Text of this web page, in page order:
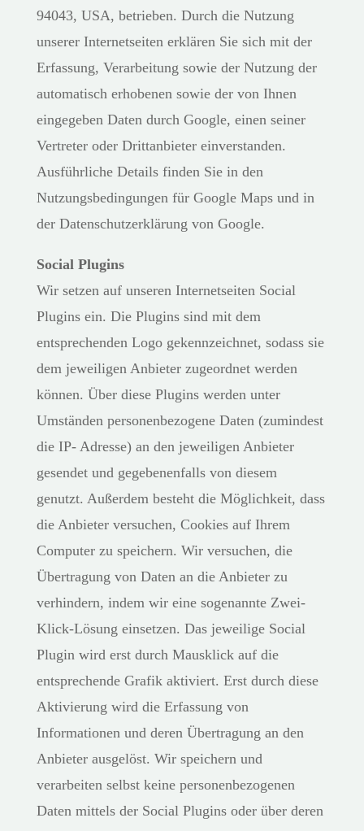
94043, USA, betrieben. Durch die Nutzung
unserer Internetseiten erklären Sie sich mit der
Erfassung, Verarbeitung sowie der Nutzung der
automatisch erhobenen sowie der von Ihnen
eingegeben Daten durch Google, einen seiner
Vertreter oder Drittanbieter einverstanden.
Ausführliche Details finden Sie in den
Nutzungsbedingungen für Google Maps und in
der Datenschutzerklärung von Google.
Social Plugins
Wir setzen auf unseren Internetseiten Social
Plugins ein. Die Plugins sind mit dem
entsprechenden Logo gekennzeichnet, sodass sie
dem jeweiligen Anbieter zugeordnet werden
können. Über diese Plugins werden unter
Umständen personenbezogene Daten (zumindest
die IP- Adresse) an den jeweiligen Anbieter
gesendet und gegebenenfalls von diesem
genutzt. Außerdem besteht die Möglichkeit, dass
die Anbieter versuchen, Cookies auf Ihrem
Computer zu speichern. Wir versuchen, die
Übertragung von Daten an die Anbieter zu
verhindern, indem wir eine sogenannte Zwei-
Klick-Lösung einsetzen. Das jeweilige Social
Plugin wird erst durch Mausklick auf die
entsprechende Grafik aktiviert. Erst durch diese
Aktivierung wird die Erfassung von
Informationen und deren Übertragung an den
Anbieter ausgelöst. Wir speichern und
verarbeiten selbst keine personenbezogenen
Daten mittels der Social Plugins oder über deren